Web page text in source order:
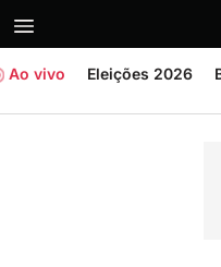
Ao vivo Eleições 2026